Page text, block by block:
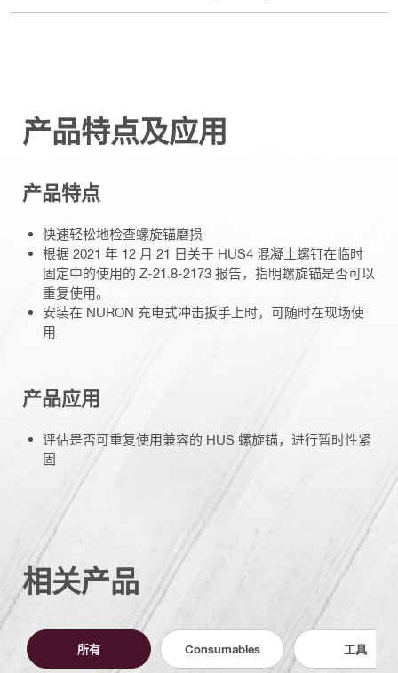
产品特点及应用
产品特点
快速轻松地检查螺旋锚磨损
根据 2021 年 12 月 21 日关于 HUS4 混凝土螺钉在临时
固定中的使用的 Z-21.8-2173 报告，指明螺旋锚是否可以
重复使用。
安装在 NURON 充电式冲击扳手上时，可随时在现场使
用
产品应用
评估是否可重复使用兼容的 HUS 螺旋锚，进行暂时性紧
固
相关产品
所有 Consumables 工具